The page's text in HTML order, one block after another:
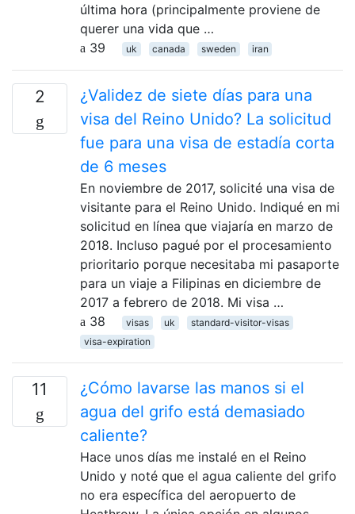
última hora (principalmente proviene de
querer una vida que …
39
uk canada sweden iran
2
¿Validez de siete días para una
visa del Reino Unido? La solicitud
fue para una visa de estadía corta
de 6 meses
En noviembre de 2017, solicité una visa de
visitante para el Reino Unido. Indiqué en mi
solicitud en línea que viajaría en marzo de
2018. Incluso pagué por el procesamiento
prioritario porque necesitaba mi pasaporte
para un viaje a Filipinas en diciembre de
2017 a febrero de 2018. Mi visa …
38
visas uk
standard-visitor-visas
visa-expiration
11
¿Cómo lavarse las manos si el
agua del grifo está demasiado
caliente?
Hace unos días me instalé en el Reino
Unido y noté que el agua caliente del grifo
no era específica del aeropuerto de